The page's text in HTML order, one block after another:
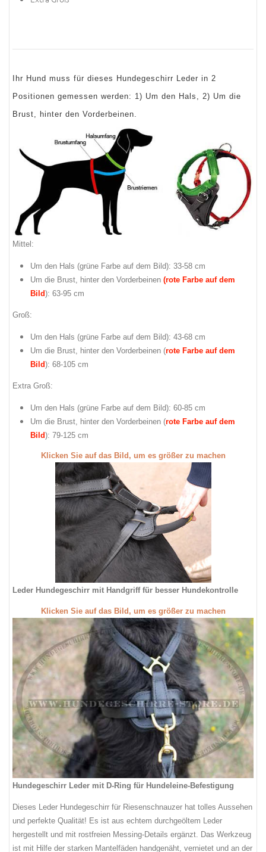
Ihr Hund muss für dieses Hundegeschirr Leder in 2
Positionen gemessen werden: 1) Um den Hals, 2) Um die
Brust, hinter den Vorderbeinen.
Mittel:
Um den Hals (grüne Farbe auf dem Bild): 33-58 cm
Um die Brust, hinter den Vorderbeinen (rote Farbe auf dem
Bild): 63-95 cm
Groß:
Um den Hals (grüne Farbe auf dem Bild): 43-68 cm
Um die Brust, hinter den Vorderbeinen (rote Farbe auf dem
Bild): 68-105 cm
Extra Groß:
Um den Hals (grüne Farbe auf dem Bild): 60-85 cm
Um die Brust, hinter den Vorderbeinen (rote Farbe auf dem
Bild): 79-125 cm
Klicken Sie auf das Bild, um es größer zu machen
Leder Hundegeschirr mit Handgriff für besser Hundekontrolle
Klicken Sie auf das Bild, um es größer zu machen
Hundegeschirr Leder mit D-Ring für Hundeleine-Befestigung
Dieses Leder Hundegeschirr für Riesenschnauzer hat tolles Aussehen
und perfekte Qualität! Es ist aus echtem durchgeöltem Leder
hergestellt und mit rostfreien Messing-Details ergänzt. Das Werkzeug
ist mit Hilfe der starken Mantelfäden handgenäht, vernietet und an der